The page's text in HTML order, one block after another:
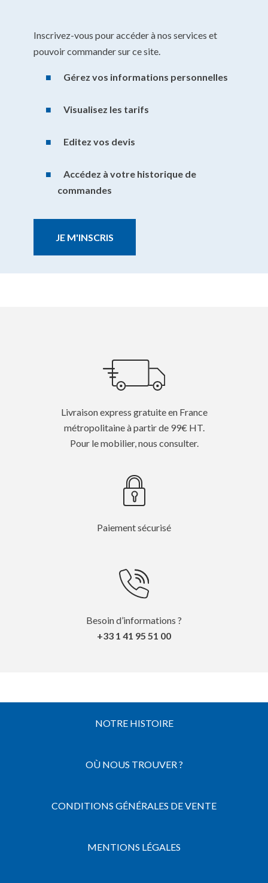
Inscrivez-vous pour accéder à nos services et
pouvoir commander sur ce site.
Gérez vos informations personnelles
Visualisez les tarifs
Editez vos devis
Accédez à votre historique de
commandes
JE M'INSCRIS
Livraison express gratuite en France
métropolitaine à partir de 99€ HT.
Pour le mobilier, nous consulter.
Paiement sécurisé
Besoin d’informations ?
+33 1 41 95 51 00
NOTRE HISTOIRE
OÙ NOUS TROUVER ?
CONDITIONS GÉNÉRALES DE VENTE
MENTIONS LÉGALES